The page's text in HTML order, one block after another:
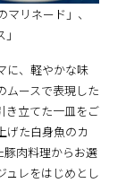
リネード」、
に、軽やかな味
ムースで表現した
き立てた一皿をご
げた白身魚のカ
豚肉料理からお選
ュレをはじめとし